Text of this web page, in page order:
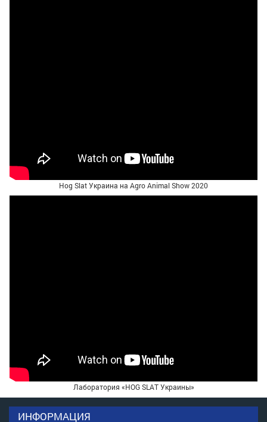
Hog Slat Украина на Agro Animal Show 2020
Лаборатория «HOG SLAT Украины»
ИНФОРМАЦИЯ